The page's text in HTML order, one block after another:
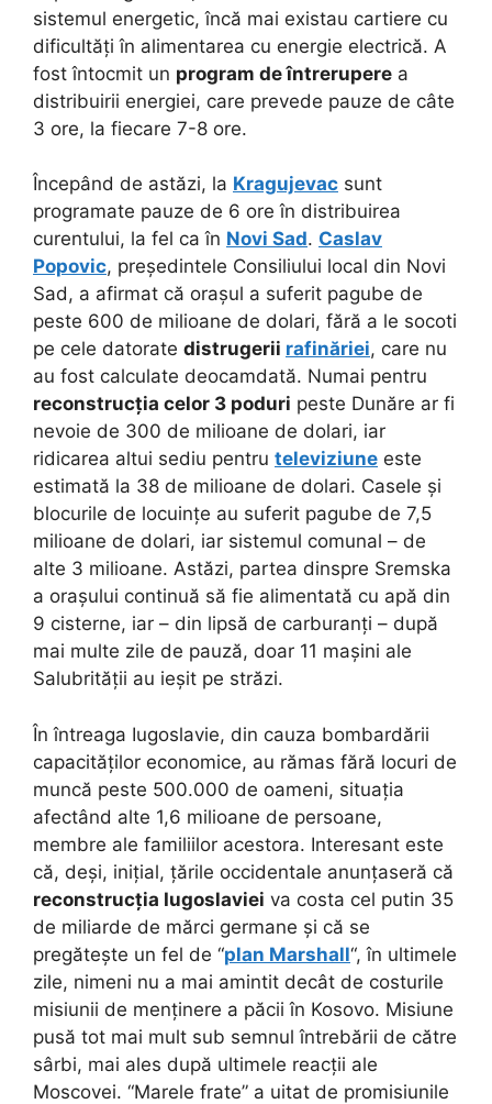
sistemul energetic, încă mai existau cartiere cu
dificultăți în alimentarea cu energie electrică. A
fost întocmit un program de întrerupere a
distribuirii energiei, care prevede pauze de câte
3 ore, la fiecare 7-8 ore.
Începând de astăzi, la Kragujevac sunt
programate pauze de 6 ore în distribuirea
curentului, la fel ca în Novi Sad. Caslav
Popovic, președintele Consiliului local din Novi
Sad, a afirmat că orașul a suferit pagube de
peste 600 de milioane de dolari, fără a le socoti
pe cele datorate distrugerii rafinăriei, care nu
au fost calculate deocamdată. Numai pentru
reconstrucția celor 3 poduri peste Dunăre ar fi
nevoie de 300 de milioane de dolari, iar
ridicarea altui sediu pentru televiziune este
estimată la 38 de milioane de dolari. Casele și
blocurile de locuințe au suferit pagube de 7,5
milioane de dolari, iar sistemul comunal – de
alte 3 milioane. Astăzi, partea dinspre Sremska
a orașului continuă să fie alimentată cu apă din
9 cisterne, iar – din lipsă de carburanți – după
mai multe zile de pauză, doar 11 mașini ale
Salubrității au ieșit pe străzi.
În întreaga Iugoslavie, din cauza bombardării
capacităților economice, au rămas fără locuri de
muncă peste 500.000 de oameni, situația
afectând alte 1,6 milioane de persoane,
membre ale familiilor acestora. Interesant este
că, deși, inițial, țările occidentale anunțaseră că
reconstrucția Iugoslaviei va costa cel putin 35
de miliarde de mărci germane și că se
pregătește un fel de “plan Marshall“, în ultimele
zile, nimeni nu a mai amintit decât de costurile
misiunii de menținere a păcii în Kosovo. Misiune
pusă tot mai mult sub semnul întrebării de către
sârbi, mai ales după ultimele reacții ale
Moscovei. “Marele frate” a uitat de promisiunile